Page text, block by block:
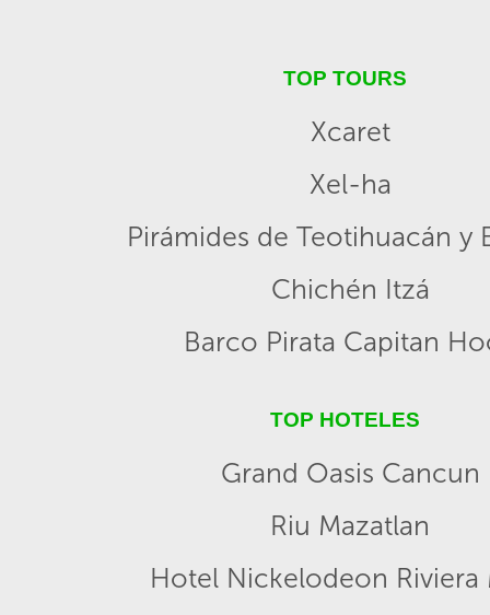
TOP TOURS
Xcaret
Xel-ha
Pirámides de Teotihuacán y
Chichén Itzá
Barco Pirata Capitan
TOP HOTELES
Grand Oasis Cancun
Riu Mazatlan
Hotel Nickelodeon Riviera